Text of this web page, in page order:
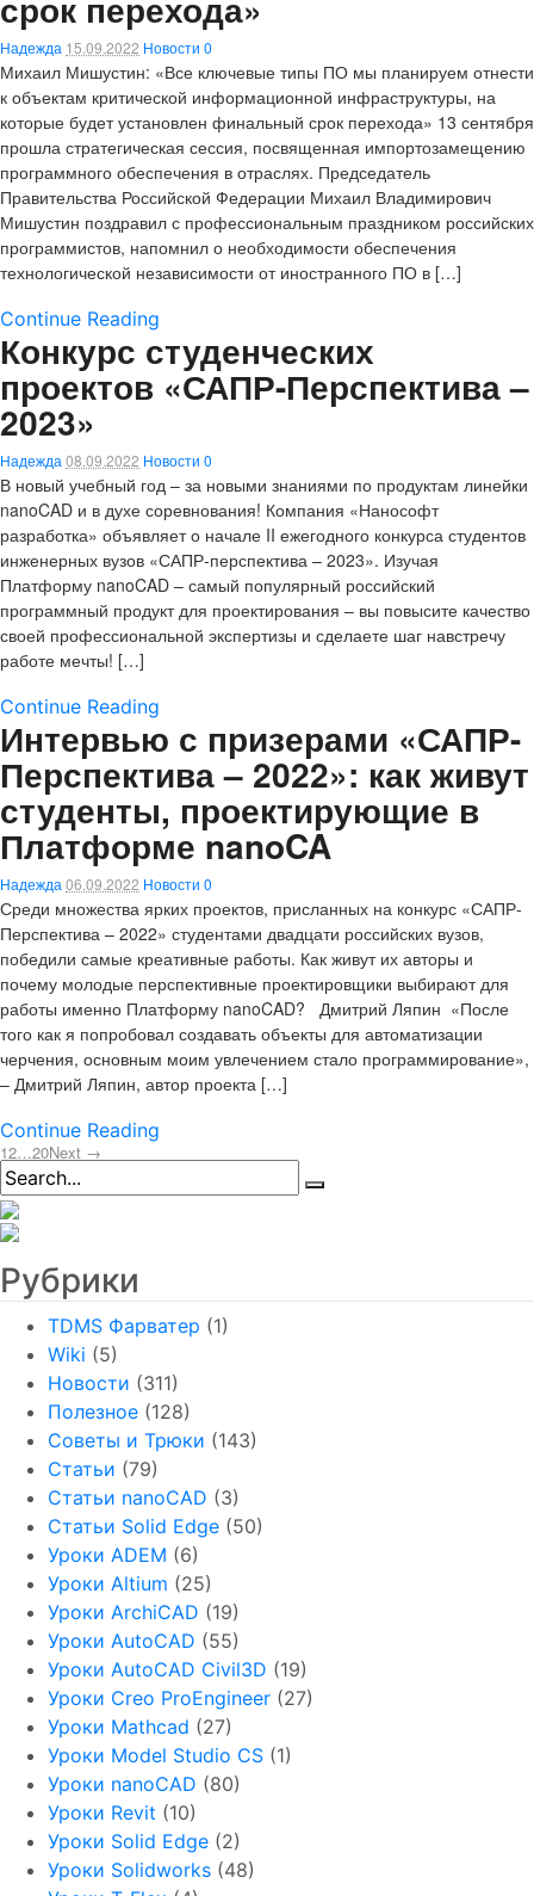
Надежда 15.09.2022 Новости 0
Михаил Мишустин: «Все ключевые типы ПО мы планируем отнести
к объектам критической информационной инфраструктуры, на
которые будет установлен финальный срок перехода» 13 сентября
прошла стратегическая сессия, посвященная импортозамещению
программного обеспечения в отраслях. Председатель
Правительства Российской Федерации Михаил Владимирович
Мишустин поздравил с профессиональным праздником российских
программистов, напомнил о необходимости обеспечения
технологической независимости от иностранного ПО в […]
Continue Reading
Конкурс студенческих
проектов «САПР-Перспектива –
2023»
Надежда 08.09.2022 Новости 0
В новый учебный год – за новыми знаниями по продуктам линейки
nanoCAD и в духе соревнования! Компания «Нанософт
разработка» объявляет о начале II ежегодного конкурса студентов
инженерных вузов «САПР-перспектива – 2023». Изучая
Платформу nanoCAD – самый популярный российский
программный продукт для проектирования – вы повысите качество
своей профессиональной экспертизы и сделаете шаг навстречу
работе мечты! […]
Continue Reading
Интервью с призерами «САПР-
Перспектива – 2022»: как живут
студенты, проектирующие в
Платформе nanoCA
Надежда 06.09.2022 Новости 0
Среди множества ярких проектов, присланных на конкурс «САПР-
Перспектива – 2022» студентами двадцати российских вузов,
победили самые креативные работы. Как живут их авторы и
почему молодые перспективные проектировщики выбирают для
работы именно Платформу nanoCAD? Дмитрий Ляпин «После
того как я попробовал создавать объекты для автоматизации
черчения, основным моим увлечением стало программирование»,
– Дмитрий Ляпин, автор проекта […]
Continue Reading
12…20Next →
Рубрики
TDMS Фарватер (1)
Wiki (5)
Новости (311)
Полезное (128)
Советы и Трюки (143)
Статьи (79)
Статьи nanoCAD (3)
Статьи Solid Edge (50)
Уроки ADEM (6)
Уроки Altium (25)
Уроки ArchiCAD (19)
Уроки AutoCAD (55)
Уроки AutoCAD Civil3D (19)
Уроки Creo ProEngineer (27)
Уроки Mathcad (27)
Уроки Model Studio CS (1)
Уроки nanoCAD (80)
Уроки Revit (10)
Уроки Solid Edge (2)
Уроки Solidworks (48)